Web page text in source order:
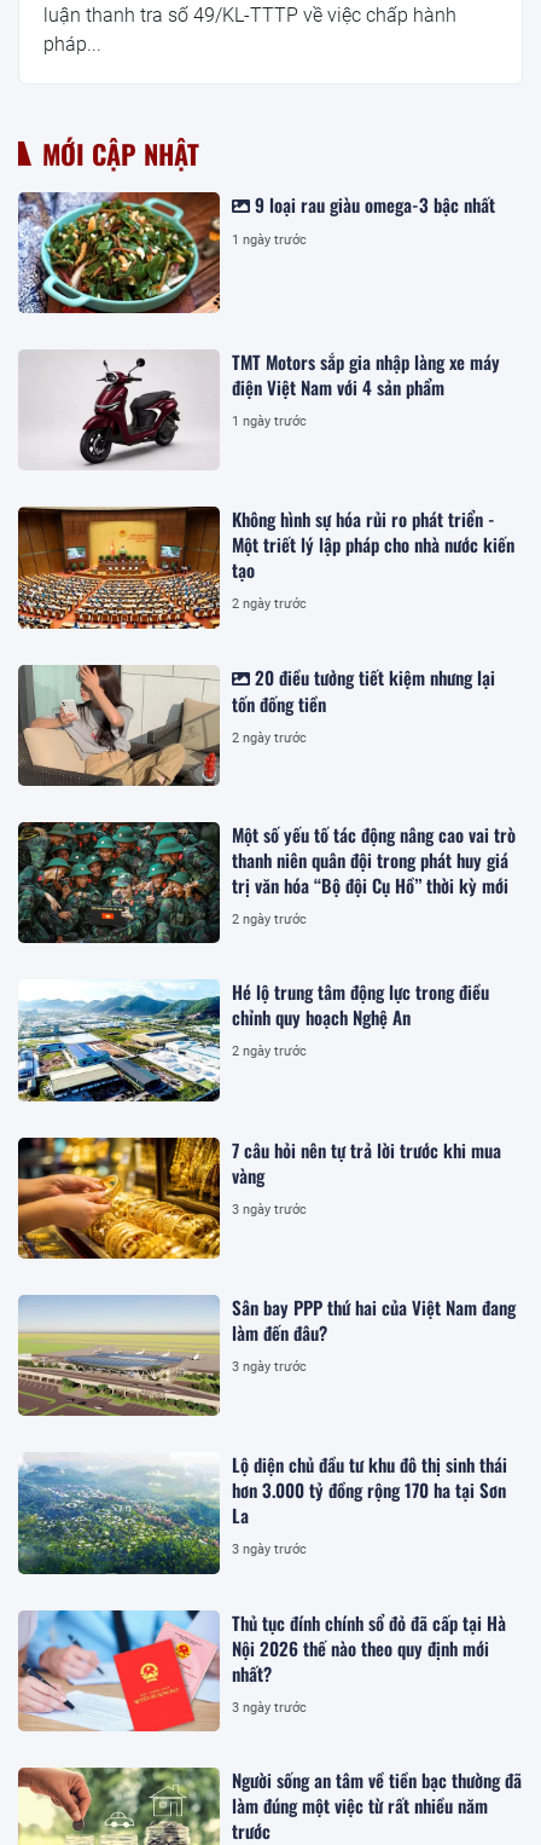
luận thanh tra số 49/KL-TTTP về việc chấp hành
pháp...
MỚI CẬP NHẬT
9 loại rau giàu omega-3 bậc nhất
1 ngày trước
TMT Motors sắp gia nhập làng xe máy
điện Việt Nam với 4 sản phẩm
1 ngày trước
Không hình sự hóa rủi ro phát triển -
Một triết lý lập pháp cho nhà nước kiến
tạo
2 ngày trước
20 điều tưởng tiết kiệm nhưng lại
tốn đống tiền
2 ngày trước
Một số yếu tố tác động nâng cao vai trò
thanh niên quân đội trong phát huy giá
trị văn hóa “Bộ đội Cụ Hồ” thời kỳ mới
2 ngày trước
Hé lộ trung tâm động lực trong điều
chỉnh quy hoạch Nghệ An
2 ngày trước
7 câu hỏi nên tự trả lời trước khi mua
vàng
3 ngày trước
Sân bay PPP thứ hai của Việt Nam đang
làm đến đâu?
3 ngày trước
Lộ diện chủ đầu tư khu đô thị sinh thái
hơn 3.000 tỷ đồng rộng 170 ha tại Sơn
La
3 ngày trước
Thủ tục đính chính sổ đỏ đã cấp tại Hà
Nội 2026 thế nào theo quy định mới
nhất?
3 ngày trước
Người sống an tâm về tiền bạc thường đã
làm đúng một việc từ rất nhiều năm
trước